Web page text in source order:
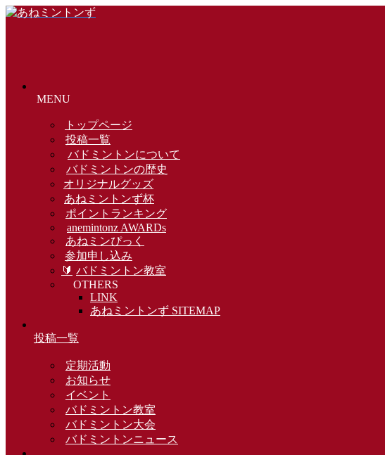
MENU
トップページ
投稿一覧
バドミントンについて
バドミントンの歴史
オリジナルグッズ
あねミントンず杯
ポイントランキング
anemintonz AWARDs
あねミンぴっく
参加申し込み
🔰 バドミントン教室
OTHERS
LINK
あねミントンず SITEMAP
投稿一覧
定期活動
お知らせ
イベント
バドミントン教室
バドミントン大会
バドミントンニュース